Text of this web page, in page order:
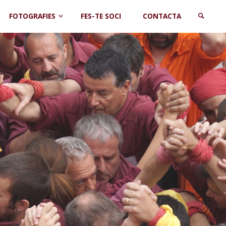
FOTOGRAFIES FES-TE SOCI CONTACTA
SEARCH